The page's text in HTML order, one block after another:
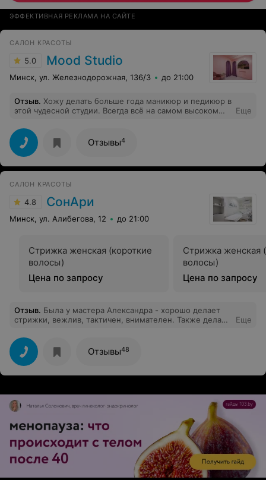
ЭФФЕКТИВНАЯ РЕКЛАМА НА САЙТЕ
САЛОН КРАСОТЫ
5.0 Mood Studio
Минск, ул. Железнодорожная, 136/3 до 21:00
Отзыв. Хожу делать больше года маникюр и педикюр в
этой чудесной студии. Всегда всё на самом высоком
Дарья
Еще
Отзывы4
САЛОН КРАСОТЫ
4.8 СонАри
Минск, ул. Алибегова, 12 до 21:00
Стрижка женская (короткие
волосы)
Цена по запросу
Стрижка женская
волосы)
Цена по запросу
Отзыв. Была у мастера Александра - хорошо делает
стрижки, вежлив, тактичен, внимателен. Также делала
специалист, грамотный, приятный в общении.
Понравились и девушки на ресепшене. Благодарю
персонал салона за отличную работу!
Еще
Отзывы48